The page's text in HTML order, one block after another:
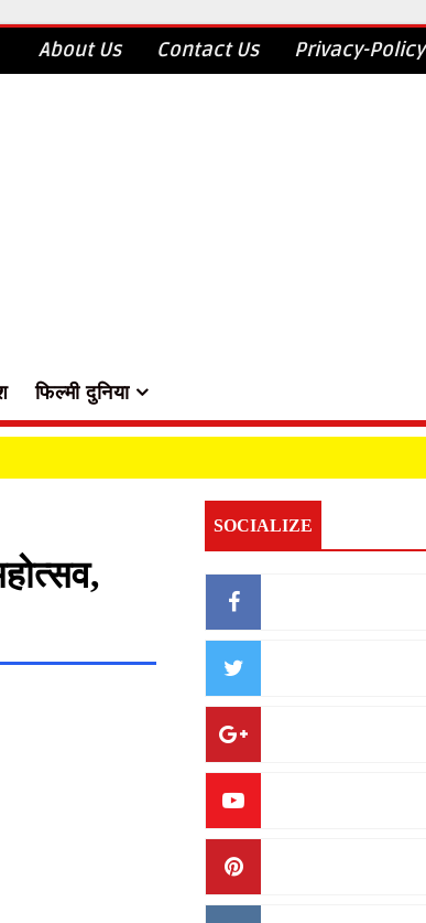
About Us Contact Us Privacy-Policy
फिल्मी दुनिया
SOCIALIZE